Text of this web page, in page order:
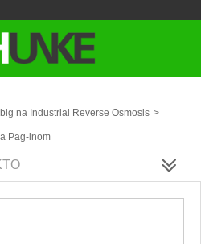
na Industrial Reverse Osmosis >
Pag-inom